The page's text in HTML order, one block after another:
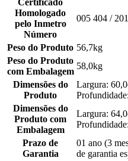
Certificado
Homologado
pelo Inmetro
Número
005 404 /
Peso do Produto 56,7kg
Peso do Produto
com Embalagem
58,0kg
Dimensões do
Produto
Largura:
Dimensões do
Produto com
Embalagem
Largura:
Prazo de
Garantia
01 ano (3
de garantia